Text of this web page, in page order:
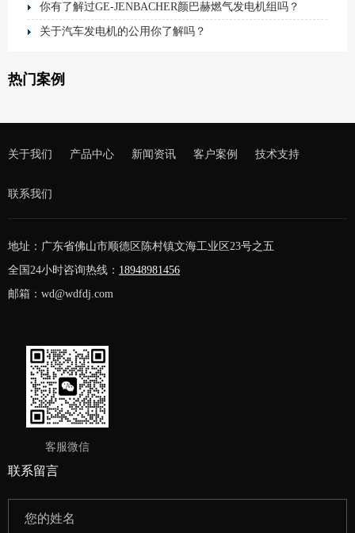
你有了解过GE-JENBACHER颜巴赫燃气发电机组吗？
关于汽车发电机的公用你了解吗？
热门案例
关于我们 产品中心 新闻资讯 客户案例 技术支持
联系我们
地址：广东省佛山市顺德区陈村镇文海工业区23号之五
全国24小时咨询热线： 18948981456
邮箱：wd@wdfdj.com
客服微信
联系留言